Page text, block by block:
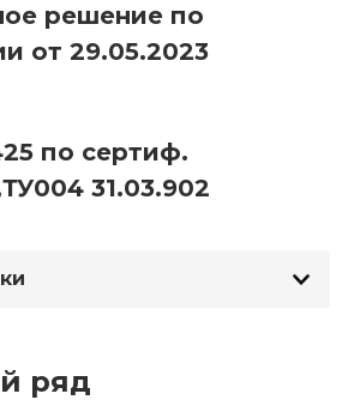
решение по
от 29.05.2023
по сертиф.
31.03.902
ряд